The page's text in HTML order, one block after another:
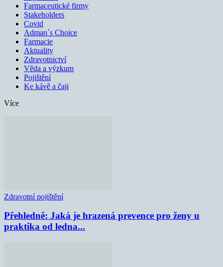
Farmaceutické firmy
Stakeholders
Covid
Adman´s Choice
Farmacie
Aktuality
Zdravotnictví
Věda a výzkum
Pojištění
Ke kávě a čaji
Více
Zdravotní pojištění
Přehledně: Jaká je hrazená prevence pro ženy u
praktika od ledna...